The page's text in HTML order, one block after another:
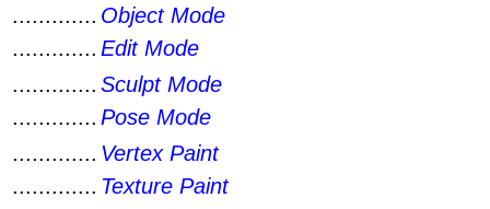
............. Object Mode
............. Edit Mode
............. Sculpt Mode
............. Pose Mode
............. Vertex Paint
............. Texture Paint